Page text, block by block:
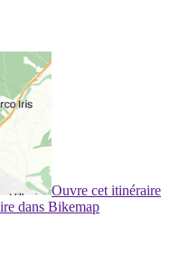
Ouvre cet itinéraire
dans Bikemap